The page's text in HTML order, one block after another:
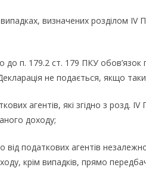
визначених розділом IV
п. 179.2 ст. 179 ПКУ обов’язок
не подається, якщо
агентів, які згідно з розд.
доходу;
податкових агентів
крім випадків, прямо